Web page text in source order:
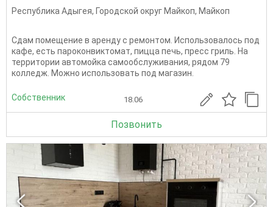
Республика Адыгея, Городской округ Майкоп, Майкоп
Сдам помещение в аренду с ремонтом. Использовалось под
кафе, есть пароконвиктомат, пицца печь, пресс гриль. На
территории автомойка самообслуживания, рядом 79
колледж. Можно использовать под магазин.
Собственник 18.06
Позвонить